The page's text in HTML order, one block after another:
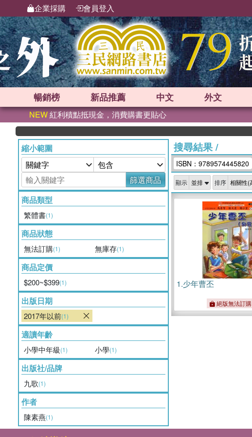
企業採購 會員登入
暢銷榜 新品推薦 中文 外文
NEW紅利積點抵現金，消費購書更貼心
縮小範圍
篩選商品
商品類型
繁體書(1)
商品狀態
無法訂購(1) 無庫存(1)
商品定價
$200~$399(1)
出版日期
2017年以前(1)
適讀年齡
小學中年級(1) 小學(1)
出版社/品牌
九歌(1)
作者
陳素燕(1)
搜尋結果/
ISBN：9789574445820
顯示 排序
1.少年曹丕
絕版無法訂購